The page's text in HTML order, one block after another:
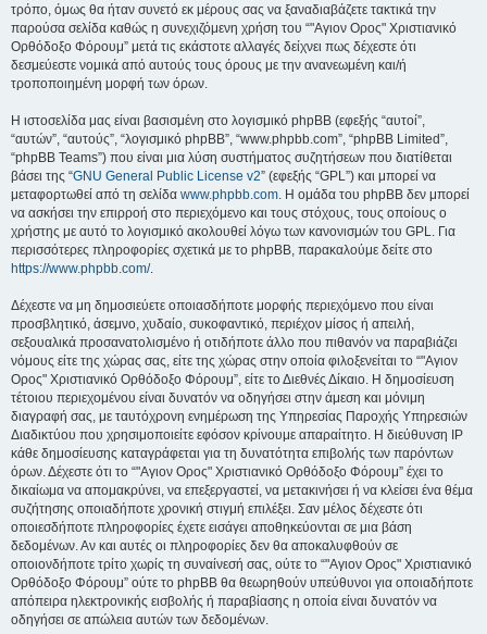
τρόπο, όμως θα ήταν συνετό εκ μέρους σας να ξαναδιαβάζετε τακτικά την
παρούσα σελίδα καθώς η συνεχιζόμενη χρήση του “"Αγιον Ορος" Χριστιανικό
Ορθόδοξο Φόρουμ” μετά τις εκάστοτε αλλαγές δείχνει πως δέχεστε ότι
δεσμεύεστε νομικά από αυτούς τους όρους με την ανανεωμένη και/ή
τροποποιημένη μορφή των όρων.
Η ιστοσελίδα μας είναι βασισμένη στο λογισμικό phpBB (εφεξής “αυτοί”,
“αυτών”, “αυτούς”, “λογισμικό phpBB”, “www.phpbb.com”, “phpBB Limited”,
“phpBB Teams”) που είναι μια λύση συστήματος συζητήσεων που διατίθεται
βάσει της “GNU General Public License v2” (εφεξής “GPL”) και μπορεί να
μεταφορτωθεί από τη σελίδα www.phpbb.com. Η ομάδα του phpBB δεν μπορεί
να ασκήσει την επιρροή στο περιεχόμενο και τους στόχους, τους οποίους ο
χρήστης με αυτό το λογισμικό ακολουθεί λόγω των κανονισμών του GPL. Για
περισσότερες πληροφορίες σχετικά με το phpBB, παρακαλούμε δείτε στο
https://www.phpbb.com/.
Δέχεστε να μη δημοσιεύετε οποιασδήποτε μορφής περιεχόμενο που είναι
προσβλητικό, άσεμνο, χυδαίο, συκοφαντικό, περιέχον μίσος ή απειλή,
σεξουαλικά προσανατολισμένο ή οτιδήποτε άλλο που πιθανόν να παραβιάζει
νόμους είτε της χώρας σας, είτε της χώρας στην οποία φιλοξενείται το “"Αγιον
Ορος" Χριστιανικό Ορθόδοξο Φόρουμ”, είτε το Διεθνές Δίκαιο. Η δημοσίευση
τέτοιου περιεχομένου είναι δυνατόν να οδηγήσει στην άμεση και μόνιμη
διαγραφή σας, με ταυτόχρονη ενημέρωση της Υπηρεσίας Παροχής Υπηρεσιών
Διαδικτύου που χρησιμοποιείτε εφόσον κρίνουμε απαραίτητο. Η διεύθυνση IP
κάθε δημοσίευσης καταγράφεται για τη δυνατότητα επιβολής των παρόντων
όρων. Δέχεστε ότι το “"Αγιον Ορος" Χριστιανικό Ορθόδοξο Φόρουμ” έχει το
δικαίωμα να απομακρύνει, να επεξεργαστεί, να μετακινήσει ή να κλείσει ένα θέμα
συζήτησης οποιαδήποτε χρονική στιγμή επιλέξει. Σαν μέλος δέχεστε ότι
οποιεσδήποτε πληροφορίες έχετε εισάγει αποθηκεύονται σε μια βάση
δεδομένων. Αν και αυτές οι πληροφορίες δεν θα αποκαλυφθούν σε
οποιονδήποτε τρίτο χωρίς τη συναίνεσή σας, ούτε το “"Αγιον Ορος" Χριστιανικό
Ορθόδοξο Φόρουμ” ούτε το phpBB θα θεωρηθούν υπεύθυνοι για οποιαδήποτε
απόπειρα ηλεκτρονικής εισβολής ή παραβίασης η οποία είναι δυνατόν να
οδηγήσει σε απώλεια αυτών των δεδομένων.